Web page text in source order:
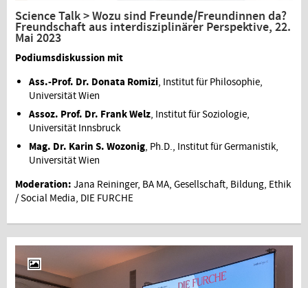
Science Talk > Wozu sind Freunde/Freundinnen da?
Freundschaft aus interdisziplinärer Perspektive, 22.
Mai 2023
Podiumsdiskussion mit
Ass.-Prof. Dr. Donata Romizi, Institut für Philosophie,
Universität Wien
Assoz. Prof. Dr. Frank Welz, Institut für Soziologie,
Universität Innsbruck
Mag. Dr. Karin S. Wozonig, Ph.D., Institut für Germanistik,
Universität Wien
Moderation: Jana Reininger, BA MA, Gesellschaft, Bildung, Ethik
/ Social Media, DIE FURCHE